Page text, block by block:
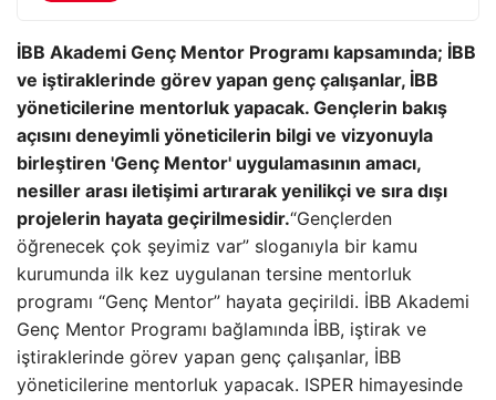
İBB Akademi Genç Mentor Programı kapsamında; İBB
ve iştiraklerinde görev yapan genç çalışanlar, İBB
yöneticilerine mentorluk yapacak. Gençlerin bakış
açısını deneyimli yöneticilerin bilgi ve vizyonuyla
birleştiren 'Genç Mentor' uygulamasının amacı,
nesiller arası iletişimi artırarak yenilikçi ve sıra dışı
projelerin hayata geçirilmesidir.“Gençlerden
öğrenecek çok şeyimiz var” sloganıyla bir kamu
kurumunda ilk kez uygulanan tersine mentorluk
programı “Genç Mentor” hayata geçirildi. İBB Akademi
Genç Mentor Programı bağlamında İBB, iştirak ve
iştiraklerinde görev yapan genç çalışanlar, İBB
yöneticilerine mentorluk yapacak. ISPER himayesinde